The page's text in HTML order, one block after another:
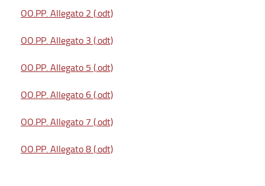
OO.PP. Allegato 2 (.odt)
OO.PP. Allegato 3 (.odt)
OO.PP. Allegato 5 (.odt)
OO.PP. Allegato 6 (.odt)
OO.PP. Allegato 7 (.odt)
OO.PP. Allegato 8 (.odt)